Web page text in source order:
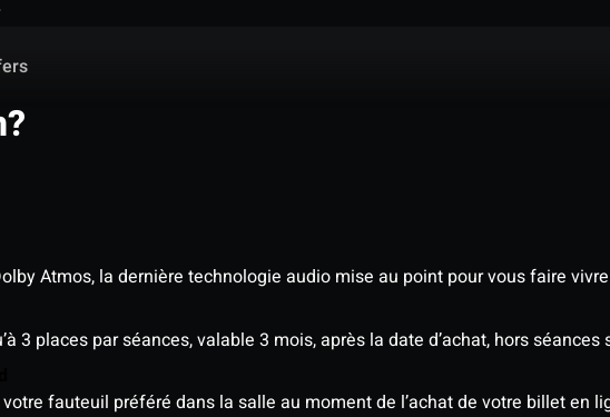
Atmos, la dernière technologie audio mise au point pour vous faire
3 places par séances, valable 3 mois, après la date d’achat, hors
fauteuil préféré dans la salle au moment de l’achat de votre billet en